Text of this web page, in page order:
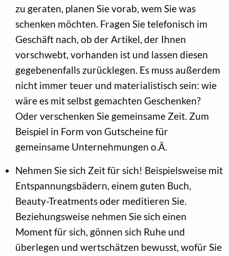
zu geraten, planen Sie vorab, wem Sie was
schenken möchten. Fragen Sie telefonisch im
Geschäft nach, ob der Artikel, der Ihnen
vorschwebt, vorhanden ist und lassen diesen
gegebenenfalls zurücklegen. Es muss außerdem
nicht immer teuer und materialistisch sein: wie
wäre es mit selbst gemachten Geschenken?
Oder verschenken Sie gemeinsame Zeit. Zum
Beispiel in Form von Gutscheine für
gemeinsame Unternehmungen o.Ä.
Nehmen Sie sich Zeit für sich! Beispielsweise mit
Entspannungsbädern, einem guten Buch,
Beauty-Treatments oder meditieren Sie.
Beziehungsweise nehmen Sie sich einen
Moment für sich, gönnen sich Ruhe und
überlegen und wertschätzen bewusst, wofür Sie